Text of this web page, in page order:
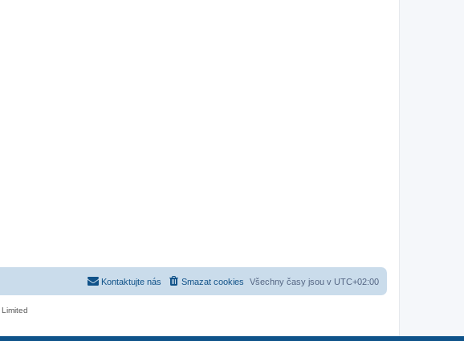
Všechny časy jsou v UTC+02:00
Smazat cookies
Kontaktujte nás